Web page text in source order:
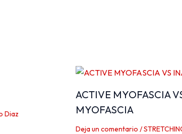
Diaz
ACTIVE MYOFASCIA
MYOFASCIA
Deja un comentario /